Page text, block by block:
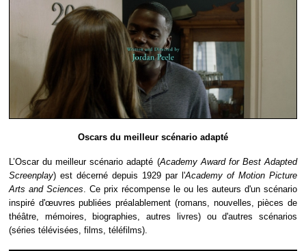
Oscars du meilleur scénario adapté
L’Oscar du meilleur scénario adapté (Academy Award for Best Adapted
Screenplay) est décerné depuis 1929 par l'Academy of Motion Picture
Arts and Sciences . Ce prix récompense le ou les auteurs d'un scénario
inspiré d'œuvres publiées préalablement (romans, nouvelles, pièces de
théâtre, mémoires, biographies, autres livres) ou d'autres scénarios
(séries télévisées, films, téléfilms).